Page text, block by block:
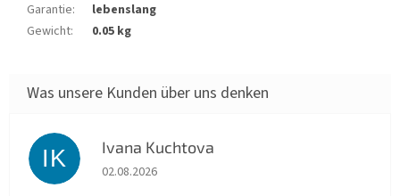
Garantie:
lebenslang
Gewicht: 0.05 kg
IK Ivana Kuchtova
Die Shop-Bewertung beträgt 5 von 5 Sternen.
02.08.2026